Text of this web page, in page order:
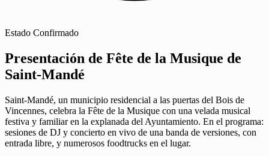
Estado Confirmado
Presentación de Fête de la Musique de
Saint-Mandé
Saint-Mandé, un municipio residencial a las puertas del Bois de
Vincennes, celebra la Fête de la Musique con una velada musical
festiva y familiar en la explanada del Ayuntamiento. En el programa:
sesiones de DJ y concierto en vivo de una banda de versiones, con
entrada libre, y numerosos foodtrucks en el lugar.